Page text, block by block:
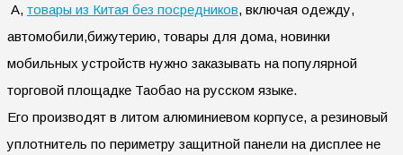
А, товары из Китая без посредников, включая одежду,
автомобили,бижутерию, товары для дома, новинки
мобильных устройств нужно заказывать на популярной
торговой площадке Таобао на русском языке.
Его производят в литом алюминиевом корпусе, а резиновый
уплотнитель по периметру защитной панели на дисплее не